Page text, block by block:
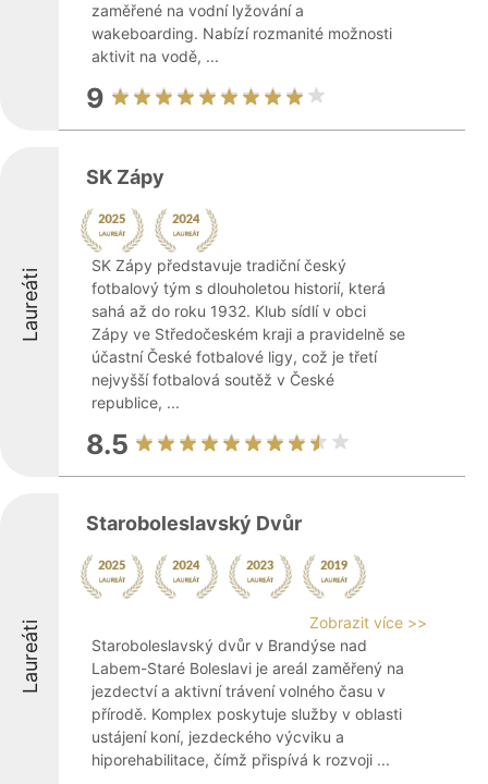
zaměřené na vodní lyžování a
wakeboarding. Nabízí rozmanité možnosti
aktivit na vodě, ...
9
Laureáti
SK Zápy
SK Zápy představuje tradiční český
fotbalový tým s dlouholetou historií, která
sahá až do roku 1932. Klub sídlí v obci
Zápy ve Středočeském kraji a pravidelně se
účastní České fotbalové ligy, což je třetí
nejvyšší fotbalová soutěž v České
republice, ...
8.5
Laureáti
Staroboleslavský Dvůr
Zobrazit více >>
Staroboleslavský dvůr v Brandýse nad
Labem-Staré Boleslavi je areál zaměřený na
jezdectví a aktivní trávení volného času v
přírodě. Komplex poskytuje služby v oblasti
ustájení koní, jezdeckého výcviku a
hiporehabilitace, čímž přispívá k rozvoji ...